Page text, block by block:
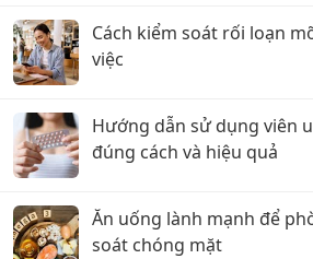
Cách kiểm soát rối loạn
việc
Hướng dẫn sử dụng viên
đúng cách và hiệu quả
Ăn uống lành mạnh để
soát chóng mặt